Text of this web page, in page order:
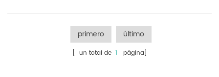
primero último
[ un total de 1 página]